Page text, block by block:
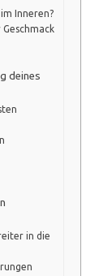
Inneren?
deines
in die